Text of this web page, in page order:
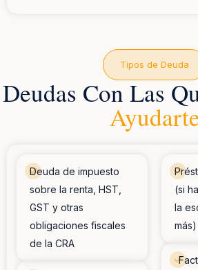
Tipos de Deuda
Deudas Con Las
Deuda de impuesto
sobre la renta, HST,
GST y otras
obligaciones fiscales
de la CRA
(si
la
más)